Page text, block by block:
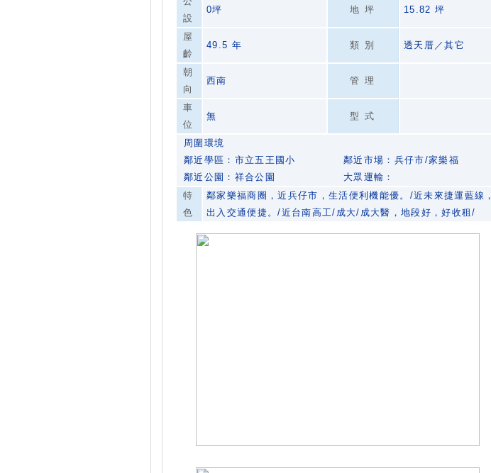
設
0坪 地坪 15.82 坪
屋
齡
49.5 年 類別 透天厝／其它
朝
向
西南 管理
車
位
無 型式
周圍環境
鄰近學區：市立五王國小
鄰近市場：兵仔市/家樂福
鄰近公園：祥合公園
大眾運輸：
特
色
鄰家樂福商圈，近兵仔市，生活便利機能優。/近未來捷運藍線，
出入交通便捷。/近台南高工/成大/成大醫，地段好，好收租/